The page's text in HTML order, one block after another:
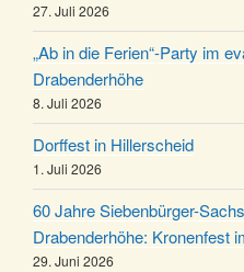
20.12.
Weihnachts-Konzert
Kirche um 17:00 Uhr
24.12.
Familiengottesdienst
Gemeindehaus um
24.12. Familiengottesdienst
24.12.
Uhr
24.12.
Uhr
27. Juli 2026
„Ab in die Ferien“-Party im
Drabenderhöhe
8. Juli 2026
Dorffest in Hillerscheid
1. Juli 2026
60 Jahre Siebenbürger-
Drabenderhöhe: Kronenfest
29. Juni 2026